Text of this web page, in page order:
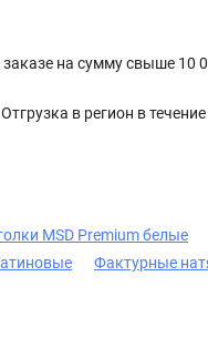
на сумму свыше 10
в регион в
MSD Premium белые
Фактурные